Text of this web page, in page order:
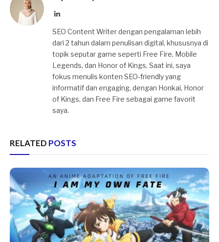
LinkedIn
SEO Content Writer dengan pengalaman lebih
dari 2 tahun dalam penulisan digital, khususnya di
topik seputar game seperti Free Fire, Mobile
Legends, dan Honor of Kings. Saat ini, saya
fokus menulis konten SEO-friendly yang
informatif dan engaging, dengan Honkai, Honor
of Kings, dan Free Fire sebagai game favorit
saya.
RELATED POSTS